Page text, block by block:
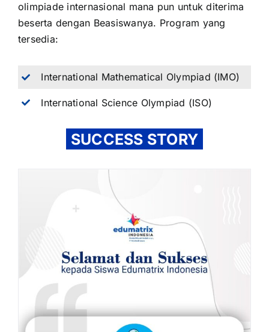
olimpiade internasional mana pun untuk diterima
beserta dengan Beasiswanya. Program yang
tersedia:
International Mathematical Olympiad (IMO)
International Science Olympiad (ISO)
SUCCESS STORY